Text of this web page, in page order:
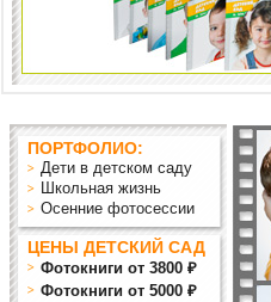
ПОРТФОЛИО:
Дети в детском саду
Школьная жизнь
Осенние фотосессии
ЦЕНЫ ДЕТСКИЙ САД
Фотокниги от 3800 ₽
Фотокниги от 5000 ₽